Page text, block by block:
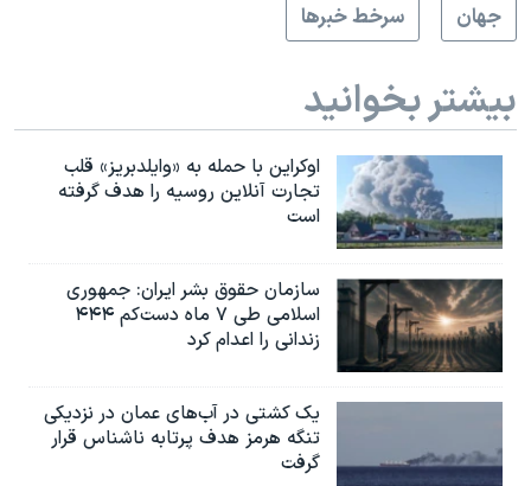
جهان
سرخط خبرها
بیشتر بخوانید
اوکراین با حمله به «وایلدبریز» قلب
تجارت آنلاین روسیه را هدف گرفته
است
سازمان حقوق بشر ایران: جمهوری
اسلامی طی ۷ ماه دست‌کم ۴۴۴
زندانی را اعدام کرد
یک کشتی در آب‌های عمان در نزدیکی
تنگه هرمز هدف پرتابه ناشناس قرار
گرفت